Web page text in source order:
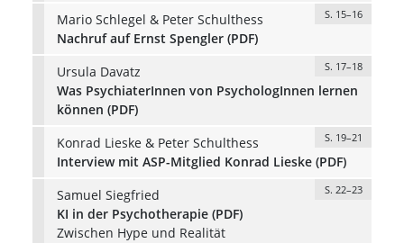
Mario Schlegel & Peter Schulthess
S. 15–16
Nachruf auf Ernst Spengler (PDF)
Ursula Davatz
S. 17–18
Was PsychiaterInnen von PsychologInnen lernen
können (PDF)
Konrad Lieske & Peter Schulthess
S. 19–21
Interview mit ASP-Mitglied Konrad Lieske (PDF)
Samuel Siegfried
S. 22–23
KI in der Psychotherapie (PDF)
Zwischen Hype und Realität